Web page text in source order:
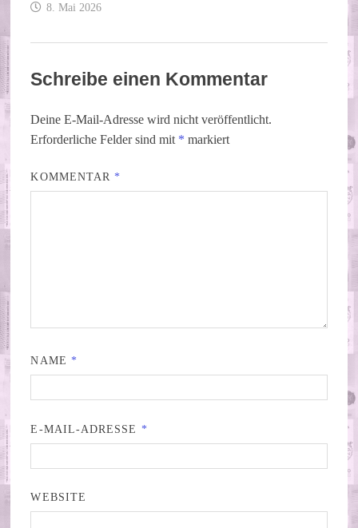
8. Mai 2026
Schreibe einen Kommentar
Deine E-Mail-Adresse wird nicht veröffentlicht.
Erforderliche Felder sind mit * markiert
KOMMENTAR *
NAME *
E-MAIL-ADRESSE *
WEBSITE